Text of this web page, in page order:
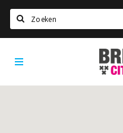
Home
Agenda